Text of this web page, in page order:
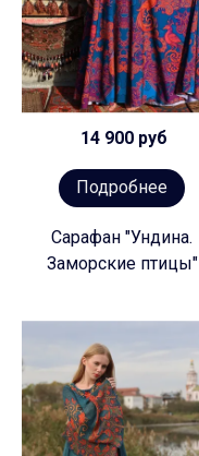
14 900 руб
Подробнее
Сарафан "Ундина.
Заморские птицы"